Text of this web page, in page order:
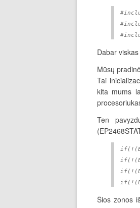
Dabar
Mūsų
Tai
kita mums
Ten
Šios zonos